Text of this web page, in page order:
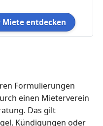
Miete entdecken
Formulierungen
einen Mieterverein
Das gilt
Kündigungen oder